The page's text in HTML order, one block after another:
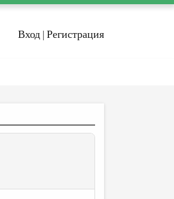
Вход | Регистрация